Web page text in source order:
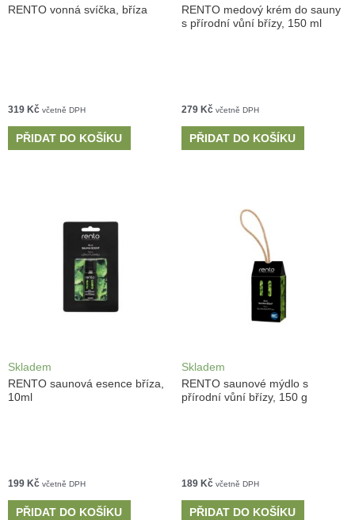
RENTO vonná svíčka, bříza
319 Kč včetně DPH
PŘIDAT DO KOŠÍKU
RENTO medový krém do sauny
s přírodní vůní břízy, 150 ml
279 Kč včetně DPH
PŘIDAT DO KOŠÍKU
Skladem
RENTO saunová esence bříza,
10ml
199 Kč včetně DPH
PŘIDAT DO KOŠÍKU
Skladem
RENTO saunové mýdlo s
přírodní vůní břízy, 150 g
189 Kč včetně DPH
PŘIDAT DO KOŠÍKU